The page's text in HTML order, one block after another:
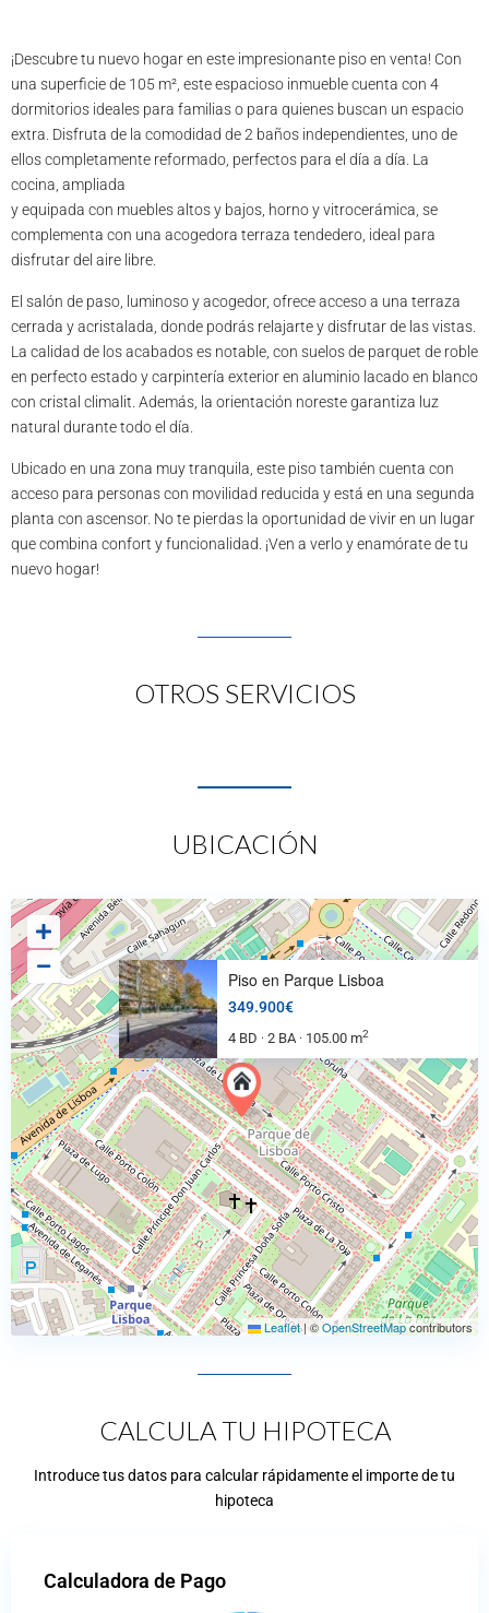
¡Descubre tu nuevo hogar en este impresionante piso en venta! Con
una superficie de 105 m², este espacioso inmueble cuenta con 4
dormitorios ideales para familias o para quienes buscan un espacio
extra. Disfruta de la comodidad de 2 baños independientes, uno de
ellos completamente reformado, perfectos para el día a día. La
cocina, ampliada
y equipada con muebles altos y bajos, horno y vitrocerámica, se
complementa con una acogedora terraza tendedero, ideal para
disfrutar del aire libre.
El salón de paso, luminoso y acogedor, ofrece acceso a una terraza
cerrada y acristalada, donde podrás relajarte y disfrutar de las vistas.
La calidad de los acabados es notable, con suelos de parquet de roble
en perfecto estado y carpintería exterior en aluminio lacado en blanco
con cristal climalit. Además, la orientación noreste garantiza luz
natural durante todo el día.
Ubicado en una zona muy tranquila, este piso también cuenta con
acceso para personas con movilidad reducida y está en una segunda
planta con ascensor. No te pierdas la oportunidad de vivir en un lugar
que combina confort y funcionalidad. ¡Ven a verlo y enamórate de tu
nuevo hogar!
OTROS SERVICIOS
UBICACIÓN
Piso en Parque Lisboa
349.900€
4 BD · 2 BA · 105.00 m2
Leaflet| ©OpenStreetMapcontributors
CALCULA TU HIPOTECA
Introduce tus datos para calcular rápidamente el importe de tu
hipoteca
Calculadora de Pago